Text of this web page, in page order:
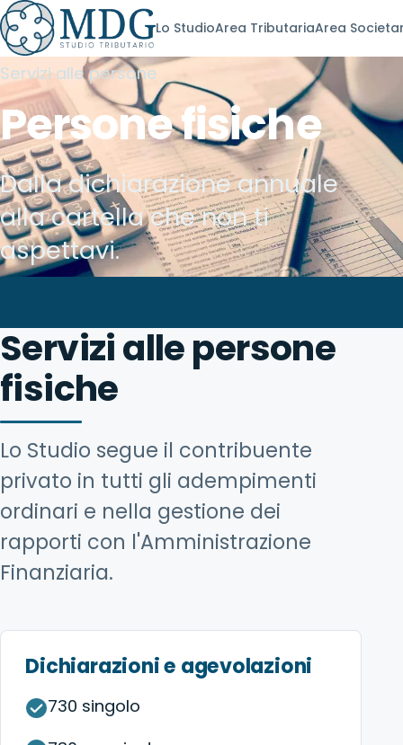
Lo StudioArea TributariaArea
Servizi alle persone
Persone fisiche
Dalla dichiarazione annuale
alla cartella che non ti
aspettavi.
Servizi alle persone
fisiche
Lo Studio segue il contribuente
privato in tutti gli adempimenti
ordinari e nella gestione dei
rapporti con l'Amministrazione
Finanziaria.
Dichiarazioni e agevolazioni
730 singolo